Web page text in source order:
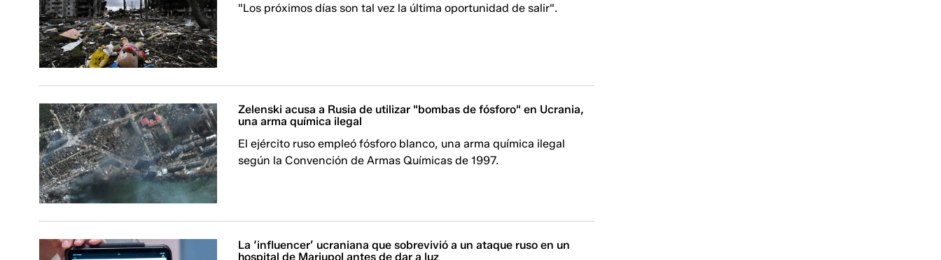
"Los próximos días son tal vez la última oportunidad de salir".
Zelenski acusa a Rusia de utilizar "bombas de fósforo" en Ucrania,
una arma química ilegal
El ejército ruso empleó fósforo blanco, una arma química ilegal
según la Convención de Armas Químicas de 1997.
La ‘influencer’ ucraniana que sobrevivió a un ataque ruso en un
hospital de Mariupol antes de dar a luz